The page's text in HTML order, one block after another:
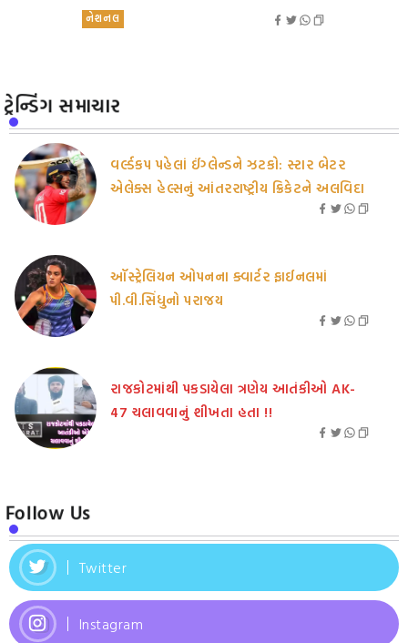
નેશનલ
ટ્રેન્ડિંગ સમાચાર
વર્લ્ડકપ પહેલાં ઈંગ્લેન્ડને ઝટકો: સ્ટાર બેટર
એલેક્સ હેલ્સનું આંતરરાષ્ટ્રીય ક્રિકેટને અલવિદા
ઑસ્ટ્રેલિયન ઓપનના ક્વાર્ટર ફાઈનલમાં
પી.વી.સિંધુનો પરાજય
રાજકોટમાંથી પકડાયેલા ત્રણેય આતંકીઓ AK-
47 ચલાવવાનું શીખતા હતા !!
Follow Us
Twitter
Instagram